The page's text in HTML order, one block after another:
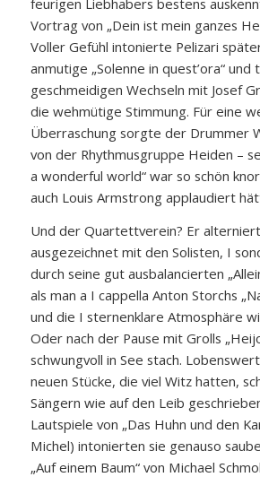
Vortrag von „Dein ist mein ganzes
Voller Gefühl intonierte Pelizari
anmutige „Solenne in quest’ora“ und
geschmeidigen Wechseln mit Josef
die wehmütige Stimmung. Für eine
Überraschung sorgte der Drummer
von der Rhythmusgruppe Heiden –
a wonderful world“ war so schön
auch Louis Armstrong applaudiert
Und der Quartettverein? Er
ausgezeichnet mit den Solisten, I
durch seine gut ausbalancierten
als man a I cappella Anton Storchs
und die I sternenklare Atmosphäre
Oder nach der Pause mit Grolls
schwungvoll in See stach.
neuen Stücke, die viel Witz hatten,
Sängern wie auf den Leib
Lautspiele von „Das Huhn und den
Michel) intonierten sie genauso
„Auf einem Baum“ von Michael